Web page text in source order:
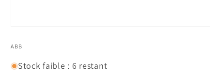
média
un
ABB
Stock faible : 6 restant